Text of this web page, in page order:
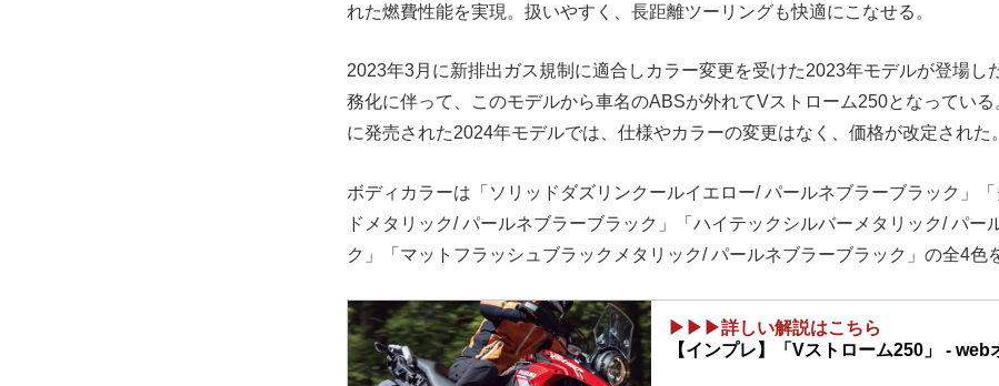
れた燃費性能を実現。扱いやすく、長距離ツーリングも快適にこなせる。
2023年3月に新排出ガス規制に適合しカラー変更を受けた2023年モデルが登場し
務化に伴って、このモデルから車名のABSが外れてVストローム250となっている
に発売された2024年モデルでは、仕様やカラーの変更はなく、価格が改定された。
ボディカラーは「ソリッドダズリンクールイエロー/ パールネブラーブラック」
ドメタリック/ パールネブラーブラック」「ハイテックシルバーメタリック/ パー
ク」「マットフラッシュブラックメタリック/ パールネブラーブラック」の全4色
▶▶▶詳しい解説はこちら
【インプレ】「Vストローム250」 - web